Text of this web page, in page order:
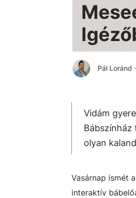
Pál Loránd ·
Vidám
olyan
Vasárnap ismét
interaktív